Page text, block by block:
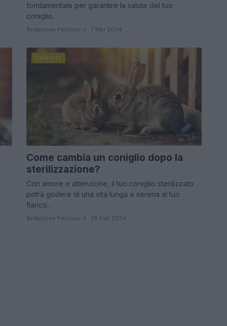
fondamentale per garantire la salute del tuo
coniglio.
Redazione Petstory.it · 7 Mar 2024
CONIGLI
Come cambia un coniglio dopo la
sterilizzazione?
Con amore e attenzione, il tuo coniglio sterilizzato
potrà godere di una vita lunga e serena al tuo
fianco...
Redazione Petstory.it · 25 Feb 2024